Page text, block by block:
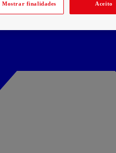
Mostrar finalidades Aceito